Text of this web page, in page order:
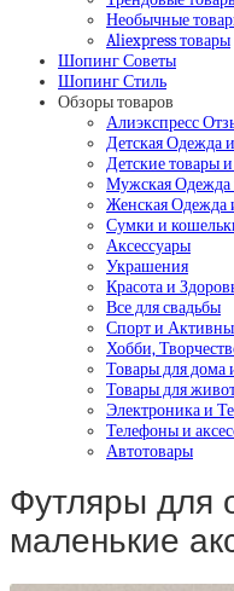
Необычные
Aliexpress товары
Шопинг Советы
Шопинг Стиль
Обзоры товаров
Алиэкспресс
Детская Одежда
Детские товары
Мужская Одежда
Женская Одежда
Сумки и
Аксессуары
Украшения
Красота и
Все для свадьбы
Спорт и
Хобби,
Товары для дома
Товары для
Электроника и
Телефоны и
Автотовары
Футляры для
маленькие